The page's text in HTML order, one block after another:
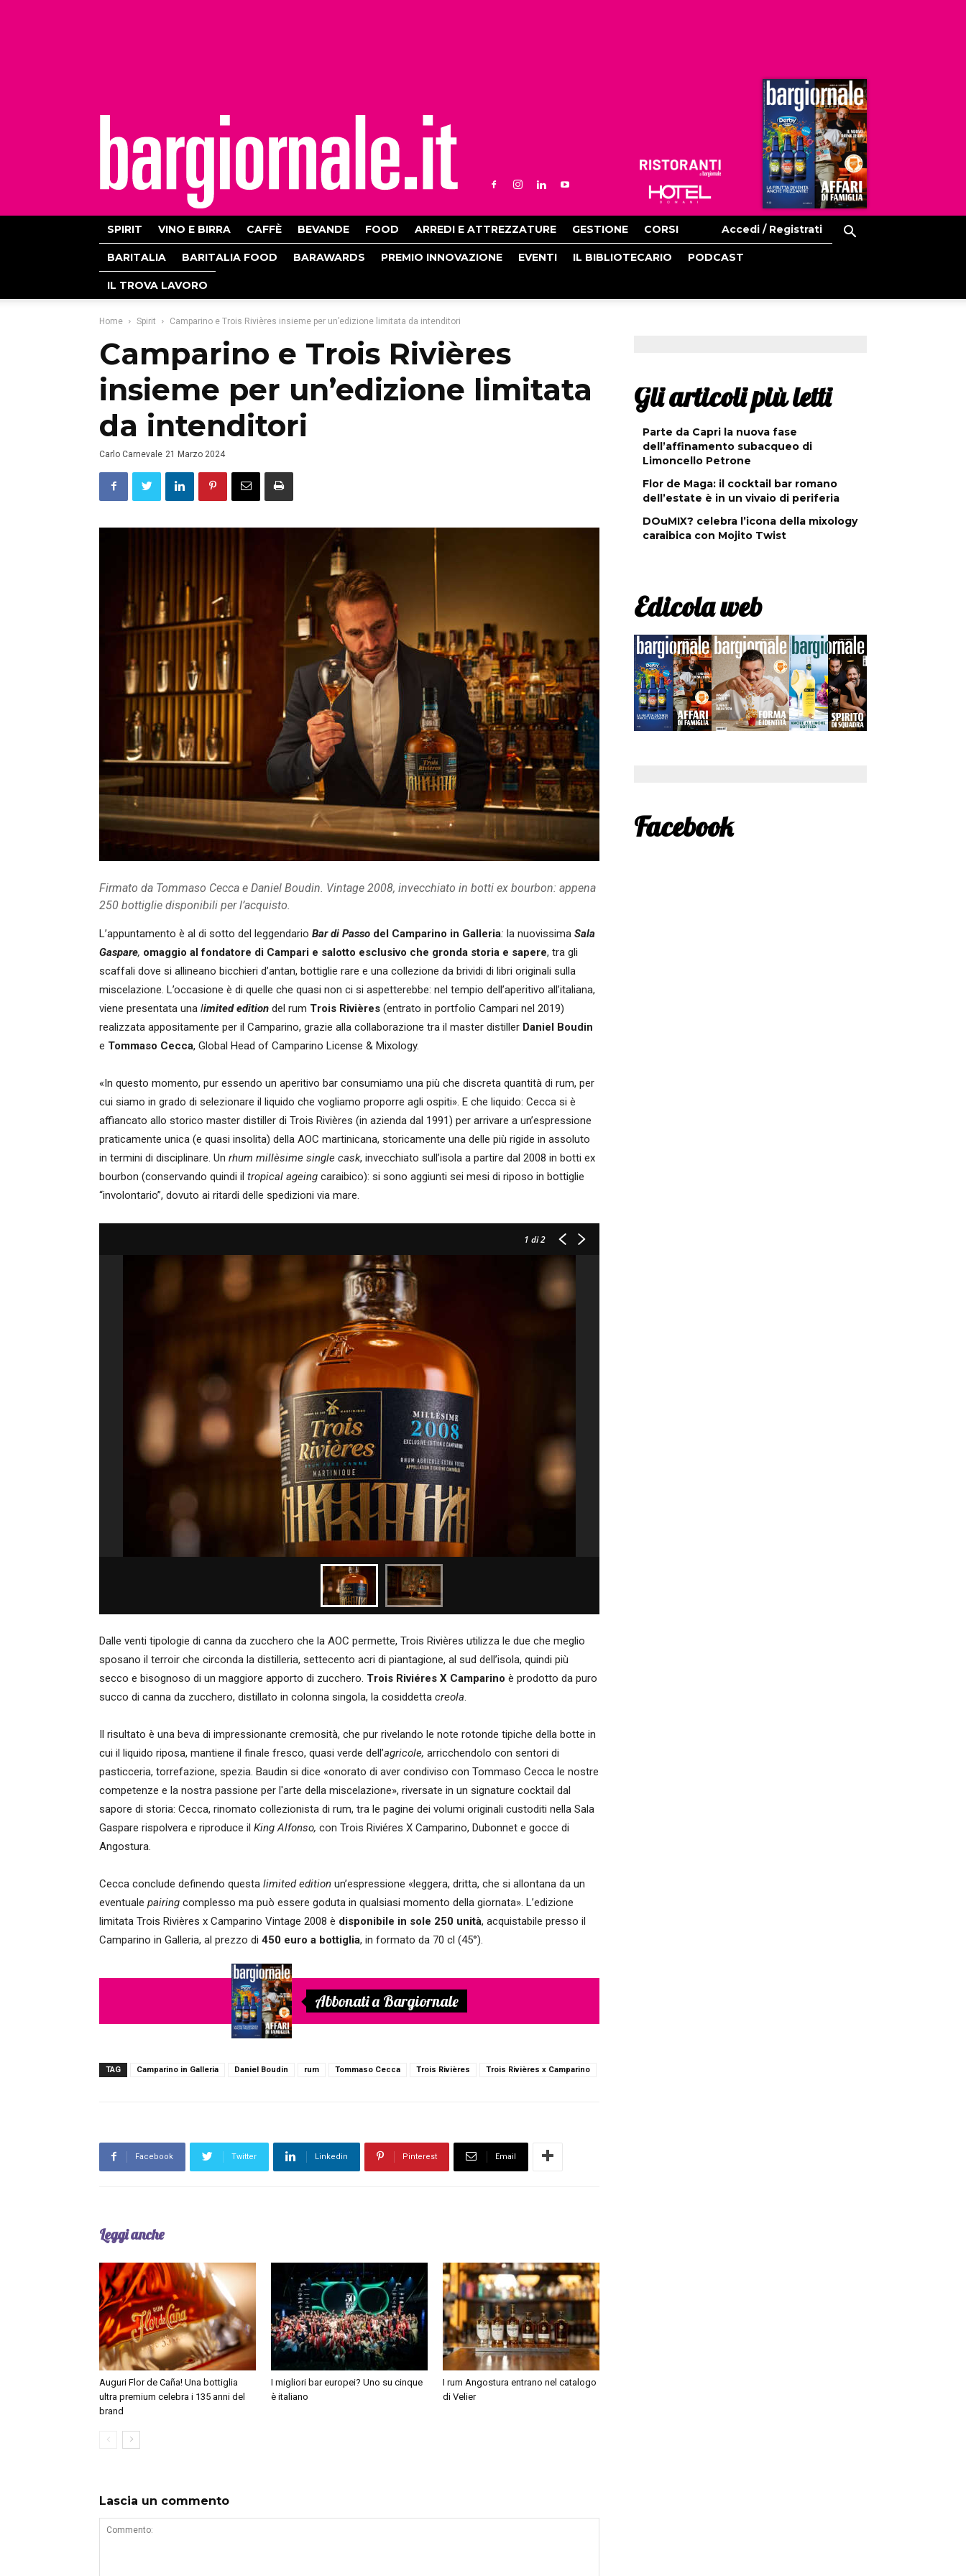
Ristoranti
Hoteldomani
SPIRIT VINO E BIRRA CAFFÈ BEVANDE FOOD ARREDI E ATTREZZATURE GESTIONE CORSI Accedi / Registrati
BARITALIA BARITALIA FOOD BARAWARDS PREMIO INNOVAZIONE EVENTI IL BIBLIOTECARIO PODCAST
IL TROVA LAVORO
Home Spirit Camparino e Trois Rivières insieme per un’edizione limitata da intenditori
Camparino e Trois Rivières
insieme per un’edizione limitata
da intenditori
Carlo Carnevale 21 Marzo 2024
Firmato da Tommaso Cecca e Daniel Boudin. Vintage 2008, invecchiato in botti ex bourbon: appena
250 bottiglie disponibili per l’acquisto.
L’appuntamento è al di sotto del leggendario Bar di Passo del Camparino in Galleria: la nuovissima Sala
Gaspare, omaggio al fondatore di Campari e salotto esclusivo che gronda storia e sapere, tra gli
scaffali dove si allineano bicchieri d’antan, bottiglie rare e una collezione da brividi di libri originali sulla
miscelazione. L’occasione è di quelle che quasi non ci si aspetterebbe: nel tempio dell’aperitivo all’italiana,
viene presentata una limited edition del rum Trois Rivières (entrato in portfolio Campari nel 2019)
realizzata appositamente per il Camparino, grazie alla collaborazione tra il master distiller Daniel Boudin
e Tommaso Cecca, Global Head of Camparino License & Mixology.
«In questo momento, pur essendo un aperitivo bar consumiamo una più che discreta quantità di rum, per
cui siamo in grado di selezionare il liquido che vogliamo proporre agli ospiti». E che liquido: Cecca si è
affiancato allo storico master distiller di Trois Rivières (in azienda dal 1991) per arrivare a un’espressione
praticamente unica (e quasi insolita) della AOC martinicana, storicamente una delle più rigide in assoluto
in termini di disciplinare. Un rhum millèsime single cask, invecchiato sull’isola a partire dal 2008 in botti ex
bourbon (conservando quindi il tropical ageing caraibico): si sono aggiunti sei mesi di riposo in bottiglie
“involontario”, dovuto ai ritardi delle spedizioni via mare.
1 di 2
Dalle venti tipologie di canna da zucchero che la AOC permette, Trois Rivières utilizza le due che meglio
sposano il terroir che circonda la distilleria, settecento acri di piantagione, al sud dell’isola, quindi più
secco e bisognoso di un maggiore apporto di zucchero. Trois Riviéres X Camparino è prodotto da puro
succo di canna da zucchero, distillato in colonna singola, la cosiddetta creola.
Il risultato è una beva di impressionante cremosità, che pur rivelando le note rotonde tipiche della botte in
cui il liquido riposa, mantiene il finale fresco, quasi verde dell’agricole, arricchendolo con sentori di
pasticceria, torrefazione, spezia. Baudin si dice «onorato di aver condiviso con Tommaso Cecca le nostre
competenze e la nostra passione per l'arte della miscelazione», riversate in un signature cocktail dal
sapore di storia: Cecca, rinomato collezionista di rum, tra le pagine dei volumi originali custoditi nella Sala
Gaspare rispolvera e riproduce il King Alfonso, con Trois Riviéres X Camparino, Dubonnet e gocce di
Angostura.
Cecca conclude definendo questa limited edition un’espressione «leggera, dritta, che si allontana da un
eventuale pairing complesso ma può essere goduta in qualsiasi momento della giornata». L’edizione
limitata Trois Rivières x Camparino Vintage 2008 è disponibile in sole 250 unità, acquistabile presso il
Camparino in Galleria, al prezzo di 450 euro a bottiglia, in formato da 70 cl (45°).
Abbonati a Bargiornale
TAG Camparino in Galleria Daniel Boudin rum Tommaso Cecca Trois Rivières Trois Rivières x Camparino
Facebook Twitter Linkedin Pinterest Email
Leggi anche
Auguri Flor de Caña! Una bottiglia
ultra premium celebra i 135 anni del
brand
I migliori bar europei? Uno su cinque
è italiano
I rum Angostura entrano nel catalogo
di Velier
Lascia un commento
Gli articoli più letti
Parte da Capri la nuova fase
dell’affinamento subacqueo di
Limoncello Petrone
Flor de Maga: il cocktail bar romano
dell’estate è in un vivaio di periferia
DOuMIX? celebra l’icona della mixology
caraibica con Mojito Twist
Edicola web
Facebook